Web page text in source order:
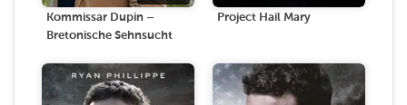
Kommissar Dupin –
Bretonische Sehnsucht
Project Hail Mary